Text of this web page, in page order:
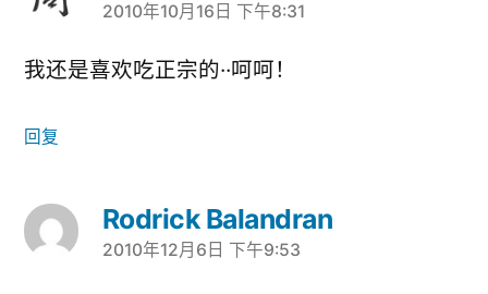
说：
2010年10月16日 下午8:31
我还是喜欢吃正宗的··呵呵！
回复
Rodrick Balandran
说：
2010年12月6日 下午9:53